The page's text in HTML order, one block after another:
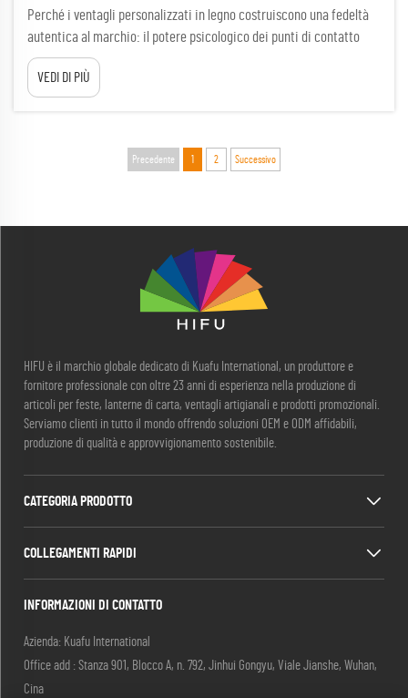
Perché i ventagli personalizzati in legno costruiscono una fedeltà
autentica al marchio: il potere psicologico dei punti di contatto
tangibili e sensoriali con il marchio. Gli oggetti fisici superano il
rumore digitale creando ancoraggi emotivi. Quando un cliente
riceve un ventaglio personalizzato in legno, egli...
VEDI DI PIÙ
Precedente 1 2 Successivo
HIFU è il marchio globale dedicato di Kuafu International, un produttore e
fornitore professionale con oltre 23 anni di esperienza nella produzione di
articoli per feste, lanterne di carta, ventagli artigianali e prodotti promozionali.
Serviamo clienti in tutto il mondo offrendo soluzioni OEM e ODM affidabili,
produzione di qualità e approvvigionamento sostenibile.
CATEGORIA PRODOTTO
COLLEGAMENTI RAPIDI
INFORMAZIONI DI CONTATTO
Azienda: Kuafu International
Office add : Stanza 901, Blocco A, n. 792, Jinhui Gongyu, Viale Jianshe, Wuhan,
Cina